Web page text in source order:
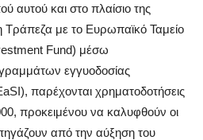
αυτού και στο πλαίσιο της
Τράπεζα με το Ευρωπαϊκό Ταμείο
Fund) μέσω
εγγυοδοσίας
παρέχονται χρηματοδοτήσεις
προκειμένου να καλυφθούν οι
από την αύξηση του